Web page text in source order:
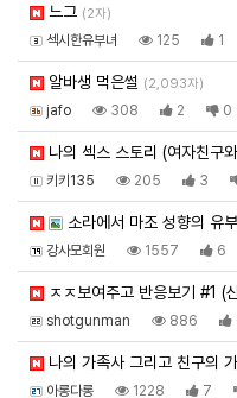
느그 (2자)
섹시한유부녀 125 1
알바생 먹은썰 (2,093자)
jafo 308 2 0
나의 섹스 스토리 (여자친구
키키135 205 3
소라에서 마조 성향의 유
강사모회원 1557 6
ㅈㅈ보여주고 반응보기 #1 (
shotgunman 886
나의 가족사 그리고 친구의
아롱다롱 1228 7